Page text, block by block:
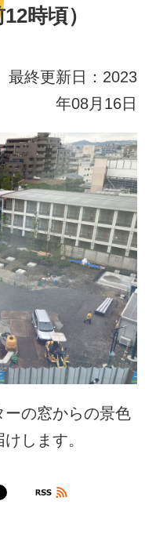
時頃）
終更新日：2023
年08月16日
ーの窓からの景色
します。